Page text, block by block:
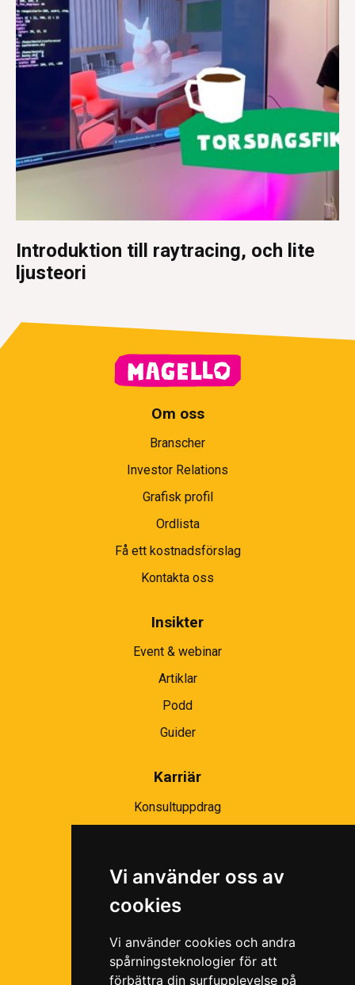
Vi använder oss av
cookies
Vi använder cookies och andra
spårningsteknologier för att
förbättra din surfupplevelse på
Introduktion till raytracing, och lite
ljusteori
Om oss
Branscher
Investor Relations
Grafisk profil
Ordlista
Få ett kostnadsförslag
Kontakta oss
Insikter
Event & webinar
Artiklar
Podd
Guider
Karriär
Konsultuppdrag
Ramavtal